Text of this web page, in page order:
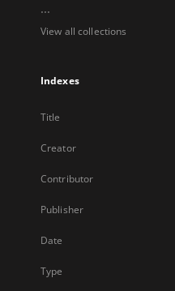
...
View all collections
Indexes
Title
Creator
Contributor
Publisher
Date
Type